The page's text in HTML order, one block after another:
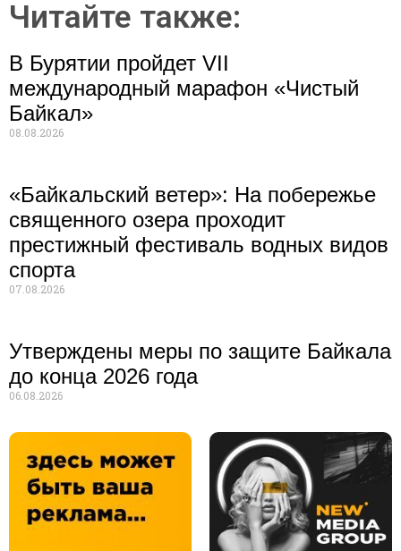
Читайте также:
В Бурятии пройдет VII
международный марафон «Чистый
Байкал»
08.08.2026
«Байкальский ветер»: На побережье
священного озера проходит
престижный фестиваль водных видов
спорта
07.08.2026
Утверждены меры по защите Байкала
до конца 2026 года
06.08.2026